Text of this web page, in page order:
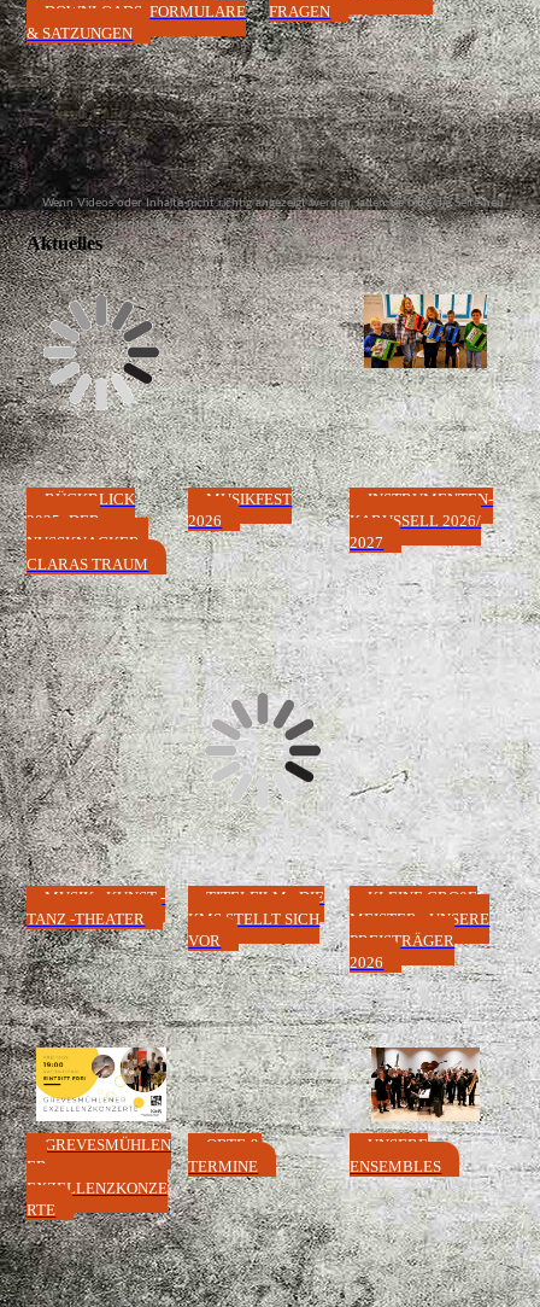
DOWNLOADS, FORMULARE
& SATZUNGEN
FRAGEN
Wenn Videos oder Inhalte nicht richtig angezeigt werden, laden Sie bitte die Seite neu
und schieben Sie den Anzeigeregler auf "Inhalte anzeigen".
Aktuelles
RÜCKBLICK
2025: DER
NUSSKNACKER -
CLARAS TRAUM
MUSIKFEST
2026
INSTRUMENTEN-
KARUSSELL 2026/
2027
MUSIK - KUNST -
TANZ -THEATER
TITELFILM - DIE
KMS STELLT SICH
VOR
KLEINE GROßE
MEISTER - UNSERE
PREISTRÄGER
2026
GREVESMÜHLEN
ER
EXZELLENZKONZE
RTE
ORTE &
TERMINE
UNSERE
ENSEMBLES